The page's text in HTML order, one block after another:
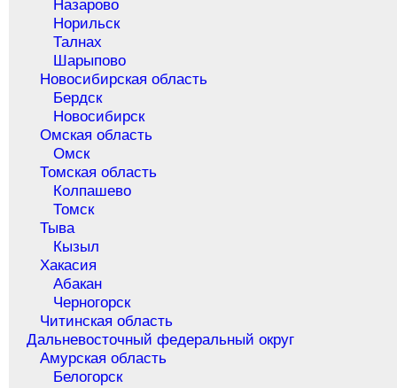
Назарово
Норильск
Талнах
Шарыпово
Новосибирская область
Бердск
Новосибирск
Омская область
Омск
Томская область
Колпашево
Томск
Тыва
Кызыл
Хакасия
Абакан
Черногорск
Читинская область
Дальневосточный федеральный округ
Амурская область
Белогорск